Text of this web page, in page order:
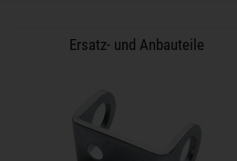
Ersatz- und Anbauteile